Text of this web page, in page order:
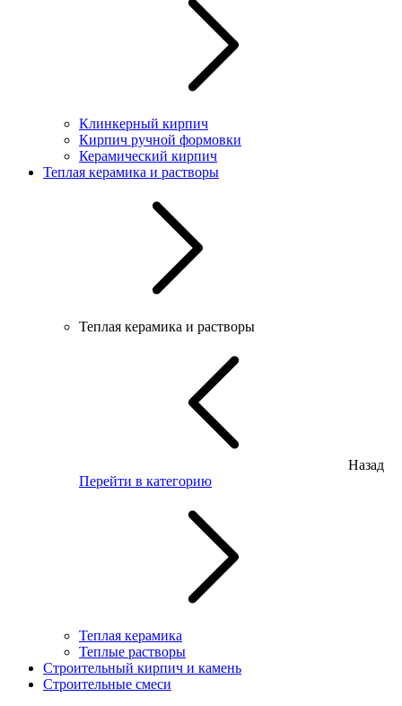
Клинкерный кирпич
Кирпич ручной формовки
Керамический кирпич
Теплая керамика и растворы
Теплая керамика и растворы
Назад
Перейти в категорию
Теплая керамика
Теплые растворы
Строительный кирпич и камень
Строительные смеси